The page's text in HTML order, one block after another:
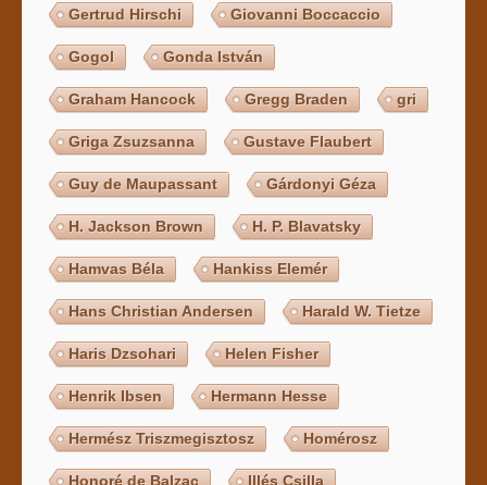
Gertrud Hirschi Giovanni Boccaccio
Gogol Gonda István
Graham Hancock Gregg Braden gri
Griga Zsuzsanna Gustave Flaubert
Guy de Maupassant Gárdonyi Géza
H. Jackson Brown H. P. Blavatsky
Hamvas Béla Hankiss Elemér
Hans Christian Andersen Harald W. Tietze
Haris Dzsohari Helen Fisher
Henrik Ibsen Hermann Hesse
Hermész Triszmegisztosz Homérosz
Honoré de Balzac Illés Csilla